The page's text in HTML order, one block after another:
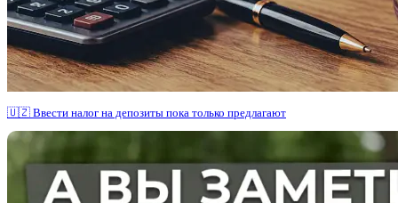
🇺🇿 Ввести налог на депозиты пока только предлагают